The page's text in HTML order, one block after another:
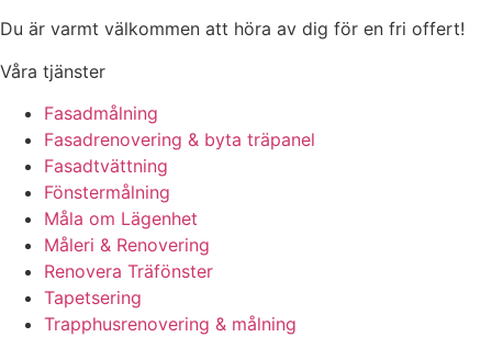
Du är varmt välkommen att höra av dig för en fri offert!
Våra tjänster
Fasadmålning
Fasadrenovering & byta träpanel
Fasadtvättning
Fönstermålning
Måla om Lägenhet
Måleri & Renovering
Renovera Träfönster
Tapetsering
Trapphusrenovering & målning